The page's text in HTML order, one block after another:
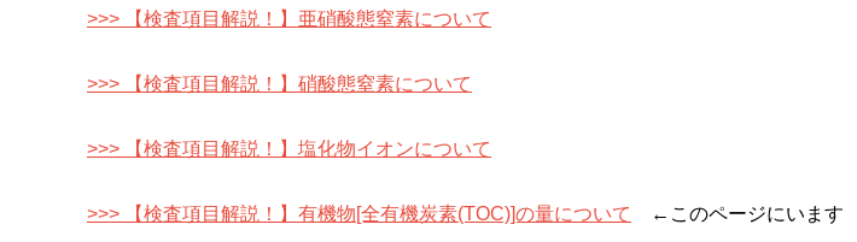
>>> 【検査項目解説！】亜硝酸態窒素について
>>> 【検査項目解説！】硝酸態窒素について
>>> 【検査項目解説！】塩化物イオンについて
>>> 【検査項目解説！】有機物[全有機炭素(TOC)]の量について ←このページにいます